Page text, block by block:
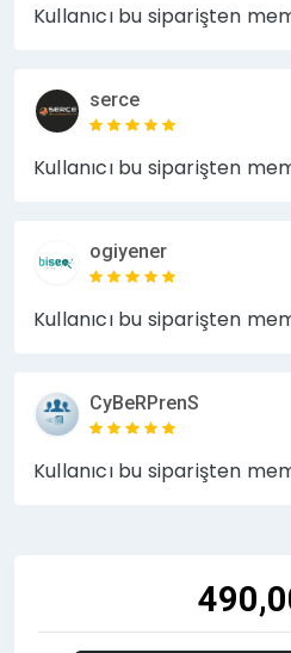
Kullanıcı bu siparişten
serce
Kullanıcı bu siparişten
ogiyener
Kullanıcı bu siparişten
CyBeRPrenS
Kullanıcı bu siparişten